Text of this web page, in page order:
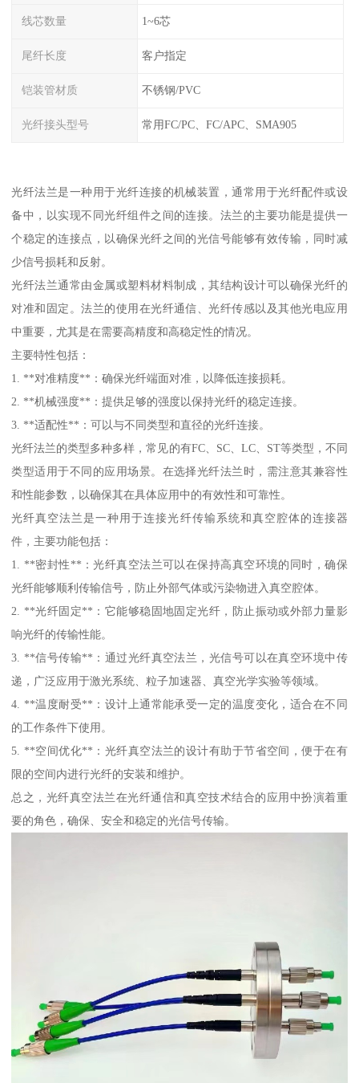
线芯数量 1~6芯
尾纤长度 客户指定
铠装管材质 不锈钢/PVC
光纤接头型号 常用FC/PC、FC/APC、SMA905
光纤法兰是一种用于光纤连接的机械装置，通常用于光纤配件或设
备中，以实现不同光纤组件之间的连接。法兰的主要功能是提供一
个稳定的连接点，以确保光纤之间的光信号能够有效传输，同时减
少信号损耗和反射。
光纤法兰通常由金属或塑料材料制成，其结构设计可以确保光纤的
对准和固定。法兰的使用在光纤通信、光纤传感以及其他光电应用
中重要，尤其是在需要高精度和高稳定性的情况。
主要特性包括：
1. **对准精度**：确保光纤端面对准，以降低连接损耗。
2. **机械强度**：提供足够的强度以保持光纤的稳定连接。
3. **适配性**：可以与不同类型和直径的光纤连接。
光纤法兰的类型多种多样，常见的有FC、SC、LC、ST等类型，不同
类型适用于不同的应用场景。在选择光纤法兰时，需注意其兼容性
和性能参数，以确保其在具体应用中的有效性和可靠性。
光纤真空法兰是一种用于连接光纤传输系统和真空腔体的连接器
件，主要功能包括：
1. **密封性**：光纤真空法兰可以在保持高真空环境的同时，确保
光纤能够顺利传输信号，防止外部气体或污染物进入真空腔体。
2. **光纤固定**：它能够稳固地固定光纤，防止振动或外部力量影
响光纤的传输性能。
3. **信号传输**：通过光纤真空法兰，光信号可以在真空环境中传
递，广泛应用于激光系统、粒子加速器、真空光学实验等领域。
4. **温度耐受**：设计上通常能承受一定的温度变化，适合在不同
的工作条件下使用。
5. **空间优化**：光纤真空法兰的设计有助于节省空间，便于在有
限的空间内进行光纤的安装和维护。
总之，光纤真空法兰在光纤通信和真空技术结合的应用中扮演着重
要的角色，确保、安全和稳定的光信号传输。